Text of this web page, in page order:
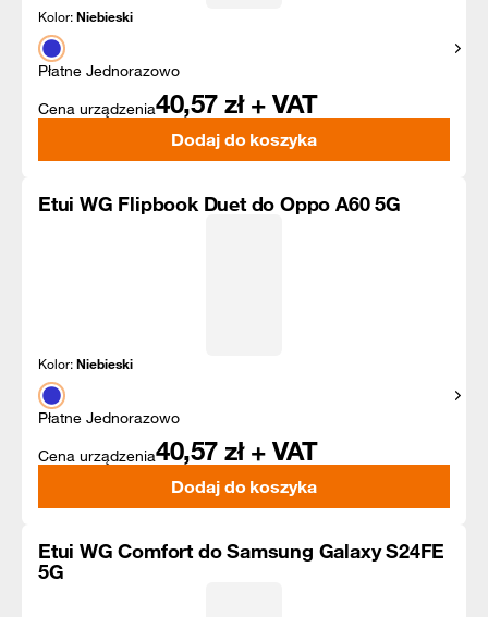
Kolor:Niebieski
Płatne Jednorazowo
Cena urządzenia40,57 zł + VAT
Dodaj do koszyka
Etui WG Flipbook Duet do Oppo A60 5G
Kolor:Niebieski
Płatne Jednorazowo
Cena urządzenia40,57 zł + VAT
Dodaj do koszyka
Etui WG Comfort do Samsung Galaxy S24FE
5G